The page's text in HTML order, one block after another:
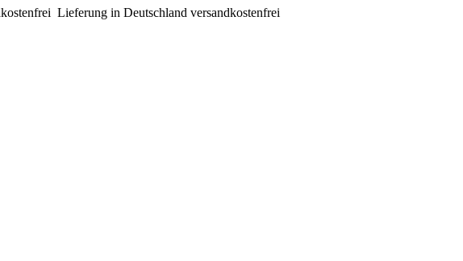
Lieferung in Deutschland versandkostenfrei